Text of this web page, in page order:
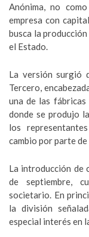
Anónima, no
empresa con
busca la
el Estado.
La versión surgió
Tercero,
una de las
donde se produjo
los
cambio por parte
La introducción de
de septiembre,
societario. En
la división
especial interés en